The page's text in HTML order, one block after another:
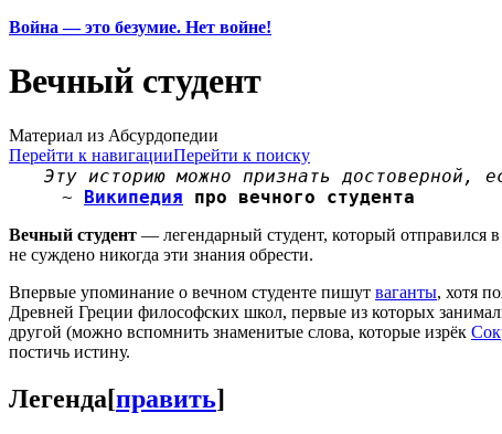
Война — это безумие. Нет войне!
Вечный студент
Материал из Абсурдопедии
Перейти к навигацииПерейти к поиску
Эту историю можно признать достоверной,
~ Википедия про вечного студента
Вечный студент — легендарный студент, который отправился
не суждено никогда эти знания обрести.
Впервые упоминание о вечном студенте пишут ваганты, хотя
Древней Греции философских школ, первые из которых
другой (можно вспомнить знаменитые слова, которые изрёк
постичь истину.
Легенда[править]